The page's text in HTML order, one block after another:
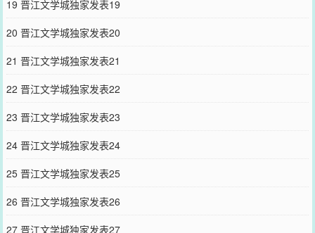
19 晋江文学城独家发表19
20 晋江文学城独家发表20
21 晋江文学城独家发表21
22 晋江文学城独家发表22
23 晋江文学城独家发表23
24 晋江文学城独家发表24
25 晋江文学城独家发表25
26 晋江文学城独家发表26
27 晋江文学城独家发表27